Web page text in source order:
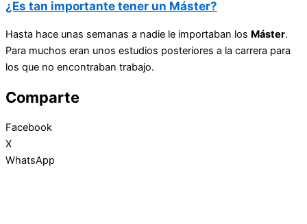
¿Es tan importante tener un Máster?
Hasta hace unas semanas a nadie le importaban los Máster.
Para muchos eran unos estudios posteriores a la carrera para
los que no encontraban trabajo.
Comparte
Facebook
X
WhatsApp